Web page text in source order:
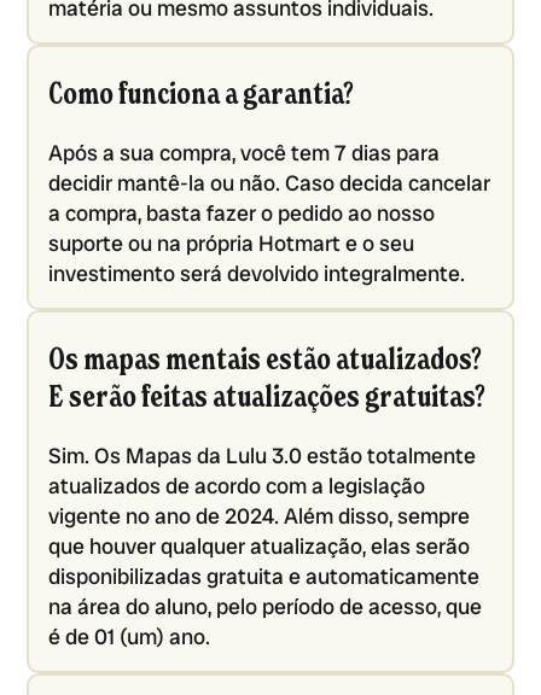
matéria ou mesmo assuntos individuais.
Como funciona a garantia?
Após a sua compra, você tem 7 dias para
decidir mantê-la ou não. Caso decida cancelar
a compra, basta fazer o pedido ao nosso
suporte ou na própria Hotmart e o seu
investimento será devolvido integralmente.
Os mapas mentais estão atualizados?
E serão feitas atualizações gratuitas?
Sim. Os Mapas da Lulu 3.0 estão totalmente
atualizados de acordo com a legislação
vigente no ano de 2024. Além disso, sempre
que houver qualquer atualização, elas serão
disponibilizadas gratuita e automaticamente
na área do aluno, pelo período de acesso, que
é de 01 (um) ano.